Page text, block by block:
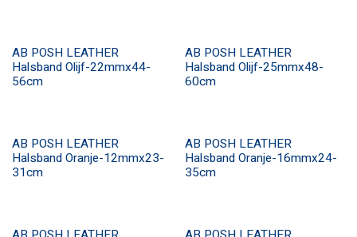
AB POSH LEATHER
Halsband Olijf-22mmx44-
56cm
AB POSH LEATHER
Halsband Olijf-25mmx48-
60cm
AB POSH LEATHER
Halsband Oranje-12mmx23-
31cm
AB POSH LEATHER
Halsband Oranje-16mmx24-
35cm